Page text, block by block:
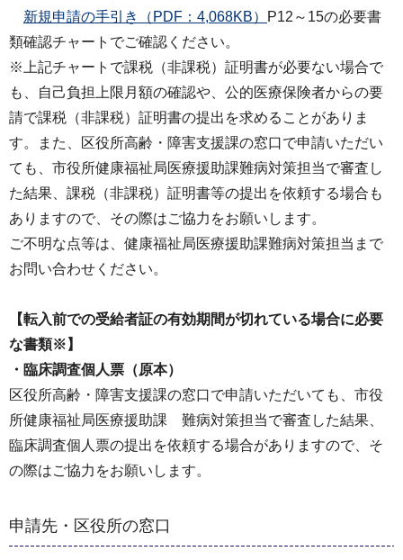
新規申請の手引き（PDF：4,068KB）
P12～15の必要書
類確認チャートでご確認ください。
※上記チャートで課税（非課税）証明書が必要ない場合で
も、自己負担上限月額の確認や、公的医療保険者からの要
請で課税（非課税）証明書の提出を求めることがありま
す。また、区役所高齢・障害支援課の窓口で申請いただい
ても、市役所健康福祉局医療援助課難病対策担当で審査し
た結果、課税（非課税）証明書等の提出を依頼する場合も
ありますので、その際はご協力をお願いします。
ご不明な点等は、健康福祉局医療援助課難病対策担当まで
お問い合わせください。
【転入前での受給者証の有効期間が切れている場合に必要
な書類※】
・臨床調査個人票（原本）
区役所高齢・障害支援課の窓口で申請いただいても、市役
所健康福祉局医療援助課 難病対策担当で審査した結果、
臨床調査個人票の提出を依頼する場合がありますので、そ
の際はご協力をお願いします。
申請先・区役所の窓口